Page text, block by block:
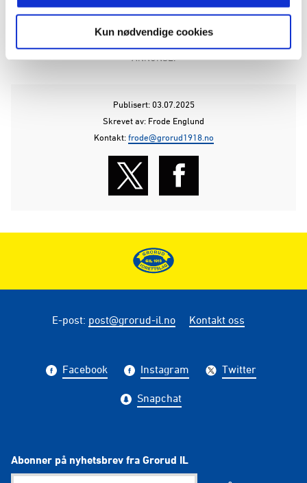
Kun nødvendige cookies
Til påmelding
ANNONSE:
Publisert: 03.07.2025
Skrevet av: Frode Englund
Kontakt:frode@grorud1918.no
E-post: post@grorud-il.no Kontakt oss
Facebook Instagram Twitter
Snapchat
Abonner på nyhetsbrev fra Grorud IL